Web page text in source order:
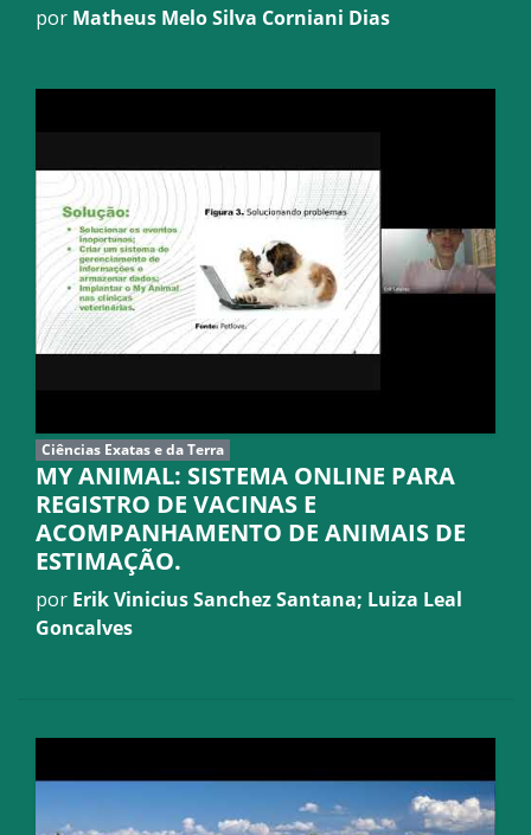
por Matheus Melo Silva Corniani Dias
Ciências Exatas e da Terra
MY ANIMAL: SISTEMA ONLINE PARA
REGISTRO DE VACINAS E
ACOMPANHAMENTO DE ANIMAIS DE
ESTIMAÇÃO.
por Erik Vinicius Sanchez Santana; Luiza Leal
Goncalves